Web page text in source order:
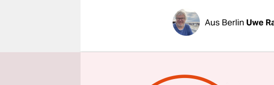
Aus Berlin Uwe
Die Proteste waren
Stiftung